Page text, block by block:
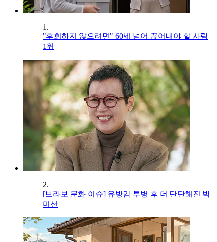
1.
"후회하지 않으려면" 60세 넘어 끊어내야 할 사람
1위
2.
[브라보 문화 이슈] 유방암 투병 후 더 단단해진 박
미선